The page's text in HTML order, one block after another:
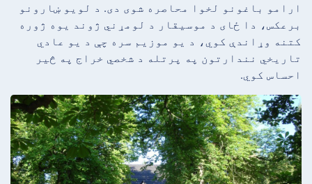
ارامو باغونو لخوا محاصره شوی دی. د لویو ښارونو
برعکس، دا ځای د موسیقار د لومړني ژوند یوه ژوره
کتنه وړاندې کوي، د یو موزیم سره چې د یو عادي
تاریخي نندارتون په پرتله د شخصي خراج په څیر
احساس کوي.